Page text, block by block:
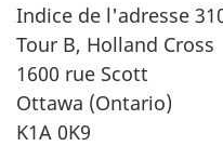
Indice de l'adresse
Tour B, Holland Cross
1600 rue Scott
Ottawa (Ontario)
K1A 0K9